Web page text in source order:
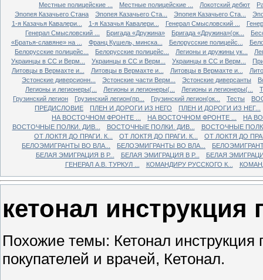
Местные полицейские ...
Местные полицейские ... Локотский дебют
Эпопея Казачьего Стана
Эпопея Казачьего Ста... Эпопея Казачьего Ста...
1-я Казачья Кавалери...
1-я Казачья Кавалери... Генерал Смысловский ...
Генерал Смысловский ...
Бригада «Дружина» Бригада «Дружина»(ок...
«Братья-славяне» на ...
Франц Кушель, минска... Белорусские полицейс...
Белорусские полицейс...
Белорусские полицейс... Легионы и дружины ук...
Украинцы в СС и Верм...
Украинцы в СС и Верм... Украинцы в СС и Верм...
Литовцы в Вермахте и...
Литовцы в Вермахте и... Литовцы в Вермахте и...
Эстонские диверсионн...
Эстонские части Верм... Эстонские диверсанты
Легионы и легионеры(...
Легионы и легионеры(... Легионы и легионеры(...
Грузинский легион
Грузинский легион(пр... Грузинский легион(ок... Тесты
ПРЕДИСЛОВИЕ
ПЛЕН И ДОРОГИ ИЗ НЕГО
ПЛЕН И ДОРОГИ ИЗ НЕГ...
НА ВОСТОЧНОМ ФРОНТЕ ...
НА ВОСТОЧНОМ ФРОНТЕ ...
НА
ВОСТОЧНЫЕ ПОЛКИ. ДИВ...
ВОСТОЧНЫЕ ПОЛКИ. ДИВ...
ВОСТОЧНЫЕ
ОТ ЛОКТЯ ДО ПРАГИ. К...
ОТ ЛОКТЯ ДО ПРАГИ. К...
ОТ ЛОКТЯ ДО
БЕЛОЭМИГРАНТЫ ВО ВЛА...
БЕЛОЭМИГРАНТЫ ВО ВЛА...
БЕЛАЯ ЭМИГРАЦИЯ В Р...
БЕЛАЯ ЭМИГРАЦИЯ В Р...
БЕЛАЯ
ГЕНЕРАЛ А.В. ТУРКУЛ ...
КОМАНДИРУ РУССКОГО К...
кетонал
Похожие темы: Кетонал
покупателей и врачей, Кетонал.